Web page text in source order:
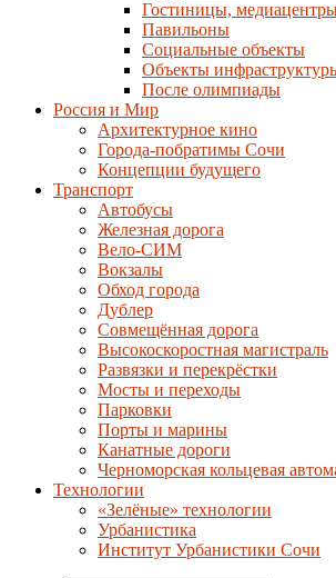
Гостиницы,
Павильоны
Социальные объекты
Объекты
После олимпиады
Россия и Мир
Архитектурное кино
Города-побратимы Сочи
Концепции будущего
Транспорт
Автобусы
Железная дорога
Вело-СИМ
Вокзалы
Обход города
Дублер
Совмещённая дорога
Высокоскоростная магистраль
Развязки и перекрёстки
Мосты и переходы
Парковки
Порты и марины
Канатные дороги
Черноморская кольцевая
Технологии
«Зелёные» технологии
Урбанистика
Институт Урбанистики Сочи